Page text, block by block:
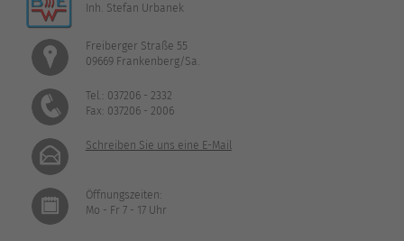
Inh. Stefan Urbanek
Freiberger Straße 55
09669 Frankenberg/Sa.
Tel.: 037206 - 2332
Fax: 037206 - 2006
Schreiben Sie uns eine E-Mail
Öffnungszeiten:
Mo - Fr 7 - 17 Uhr